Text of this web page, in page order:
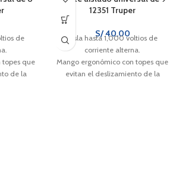
de
topes que
de la
12351 Truper
S/40.00
Aísla hasta 1,000 voltios de
corriente alterna.
Mango ergonómico con topes que
evitan el deslizamiento de la